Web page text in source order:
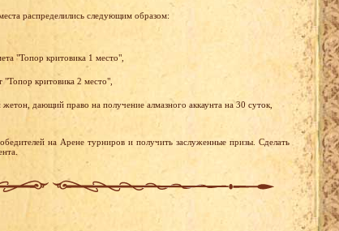
распределились следующим образом:
"Топор критовика 1 место",
"Топор критовика 2 место",
дающий право на получение алмазного аккаунта на 30 суток,
на Арене турниров и получить заслуженные призы. Сделать